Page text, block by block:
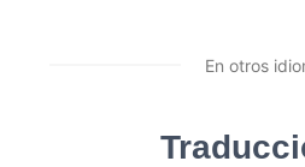
En otros